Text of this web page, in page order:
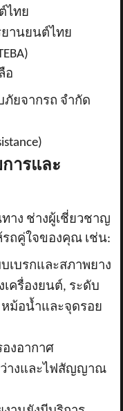
ไทย
านยนต์ไทย
อ
ยจากรถ จำกัด
การและ
าง ช่างผู้เชี่ยวชาญ
ถคู่ใจของคุณ เช่น:
เบรกและสภาพยาง
เครื่องยนต์, ระดับ
หม้อน้ำและจุดรอย
งอากาศ
ว่างและไฟสัญญาณ